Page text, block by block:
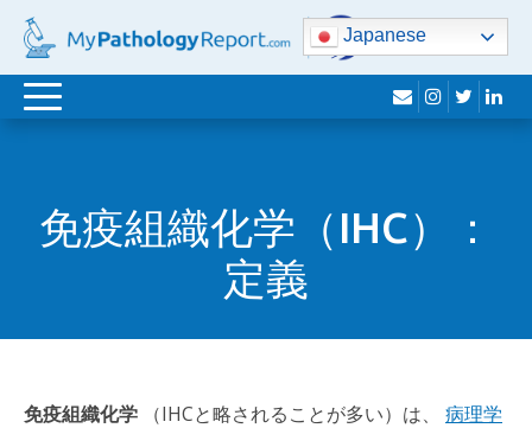
Japanese
ト
ナ
ビ
ン
封 イ
さ
免疫組織化学（IHC）：
定義
免疫組織化学 （IHCと略されることが多い）は、 病理学